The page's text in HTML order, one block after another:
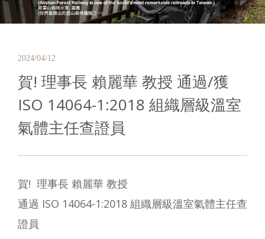
2024/04/12
賀! 理事長 賴麗華 教授 通過/獲
ISO 14064-1:2018 組織層級溫室
氣體主任查證員
賀! 理事長 賴麗華 教授
通過 ISO 14064-1:2018 組織層級溫室氣體主任查
證員